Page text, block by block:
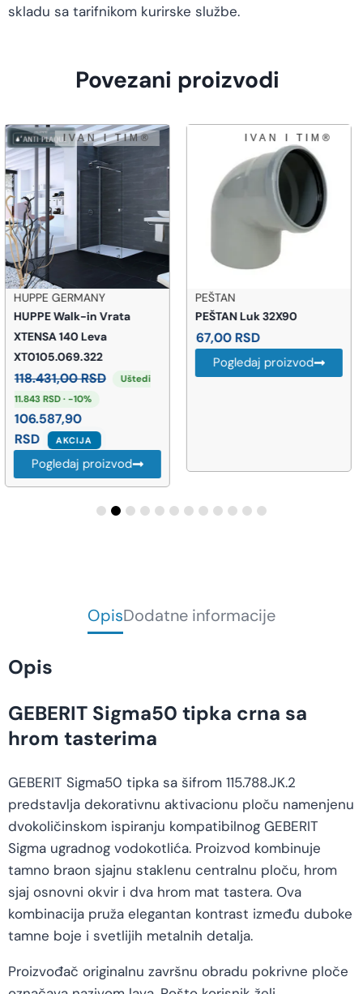
skladu sa tarifnikom kurirske službe.
Povezani proizvodi
PEŠTAN
PEŠTAN Luk 32X90
67,00RSD
Pogledaj proizvod
HANSGROHE
Hansgrohe Croma Select E
110 tuš ručica sa držačem i
crevom – bela/hrom
(26412400)
OpisDodatne informacije
Opis
GEBERIT Sigma50 tipka crna sa
hrom tasterima
GEBERIT Sigma50 tipka sa šifrom 115.788.JK.2
predstavlja dekorativnu aktivacionu ploču namenjenu
dvokoličinskom ispiranju kompatibilnog GEBERIT
Sigma ugradnog vodokotlića. Proizvod kombinuje
tamno braon sjajnu staklenu centralnu ploču, hrom
sjaj osnovni okvir i dva hrom mat tastera. Ova
kombinacija pruža elegantan kontrast između duboke
tamne boje i svetlijih metalnih detalja.
Proizvođač originalnu završnu obradu pokrivne ploče